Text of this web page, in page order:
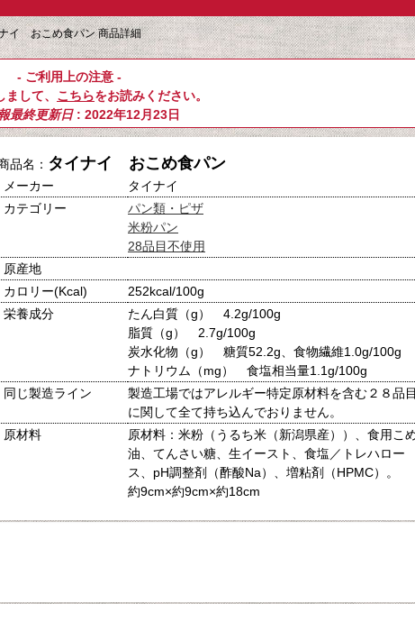
イ おこめ食パン 商品詳細
- ご利用上の注意 -
して、 こちらをお読みください。
最終更新日: 2022年12月23日
品名： タイナイ おこめ食パン
メーカー
タイナイ
カテゴリー
パン類・ピザ
米粉パン
28品目不使用
原産地
カロリー(Kcal)
252kcal/100g
栄養成分
たん白質（g） 4.2g/100g
脂質（g） 2.7g/100g
炭水化物（g） 糖質52.2g、食物繊維1.0g/100g
ナトリウム（mg） 食塩相当量1.1g/100g
同じ製造ライン
製造工場ではアレルギー特定原材料を含む２８品
に関して全て持ち込んでおりません。
原材料
原材料：米粉（うるち米（新潟県産））、食用こ
油、てんさい糖、生イースト、食塩／トレハロー
ス、pH調整剤（酢酸Na）、増粘剤（HPMC）。
約9cm×約9cm×約18cm